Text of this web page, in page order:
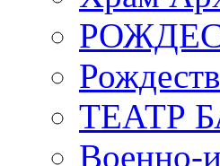
ТЕАТР
Военно-